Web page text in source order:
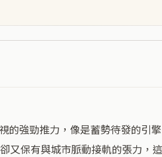
又保有與城市脈動接軌的張力，